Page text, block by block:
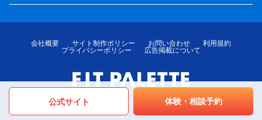
公式サイト 体験・相談予約
会社概要 サイト制作ポリシー お問い合わせ
利用規約
プライバシーポリシー
広告掲載について
© LOTTE MediPalette Co.,Ltd. All rights reserved.